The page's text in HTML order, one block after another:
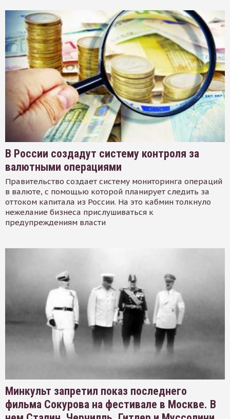
В России создадут систему контроля за
валютными операциями
Правительство создает систему мониторинга операций
в валюте, с помощью которой планирует следить за
оттоком капитала из России. На это кабмин толкнуло
нежелание бизнеса прислушиваться к
предупреждениям власти
Минкульт запретил показ последнего
фильма Сокурова на фестивале в Москве. В